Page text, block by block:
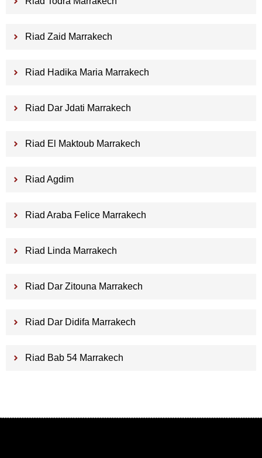
Riad Zaid Marrakech
Riad Hadika Maria Marrakech
Riad Dar Jdati Marrakech
Riad El Maktoub Marrakech
Riad Agdim
Riad Araba Felice Marrakech
Riad Linda Marrakech
Riad Dar Zitouna Marrakech
Riad Dar Didifa Marrakech
Riad Bab 54 Marrakech